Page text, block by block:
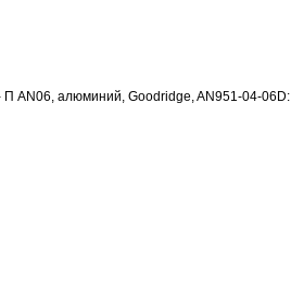
AN06, алюминий, Goodridge, AN951-04-06D: